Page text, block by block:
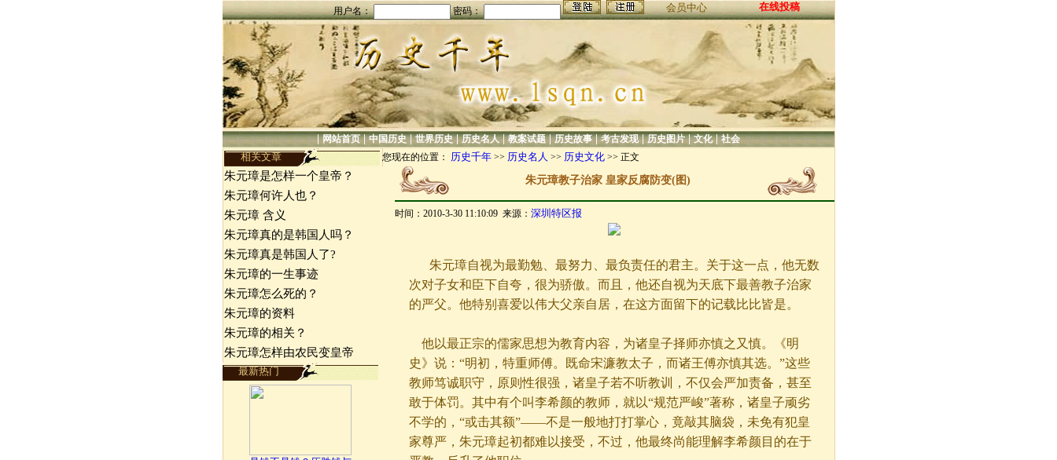
用户名： 密码： 会员中心 在线投稿
|网站首页|中国历史|世界历史|历史名人|教案试题|历史故事|考古发现|历史图片|文化|社会
相关文章 您现在的位置： 历史千年>> 历史名人 >> 历史文化>> 正文
朱元璋是怎样一个皇帝？
朱元璋何许人也？
朱元璋 含义
朱元璋真的是韩国人吗？
朱元璋真是韩国人了?
朱元璋的一生事迹
朱元璋怎么死的？
朱元璋的资料
朱元璋的相关？
朱元璋怎样由农民变皇帝
最新热门
朱元璋教子治家 皇家反腐防变(图)
时间：2010-3-30 11:10:09 来源： 深圳特区报
朱元璋自视为最勤勉、最努力、最负责任的君主。关于这一点，他无数
次对子女和臣下自夸，很为骄傲。而且，他还自视为天底下最善教子治家
的严父。他特别喜爱以伟大父亲自居，在这方面留下的记载比比皆是。
他以最正宗的儒家思想为教育内容，为诸皇子择师亦慎之又慎。《明
史》说：“明初，特重师傅。既命宋濂教太子，而诸王傅亦慎其选。”这些
教师笃诚职守，原则性很强，诸皇子若不听教训，不仅会严加责备，甚至
敢于体罚。其中有个叫李希颜的教师，就以“规范严峻”著称，诸皇子顽劣
不学的，“或击其额”——不是一般地打打掌心，竟敲其脑袋，未免有犯皇
家尊严，朱元璋起初都难以接受，不过，他最终尚能理解李希颜目的在于